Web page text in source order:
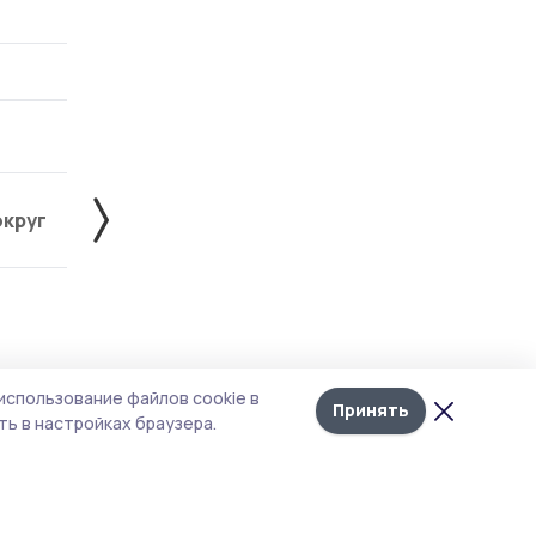
Лента
новостей
Жердевский округ
файлов cookie в
в настройках браузера.
Принять